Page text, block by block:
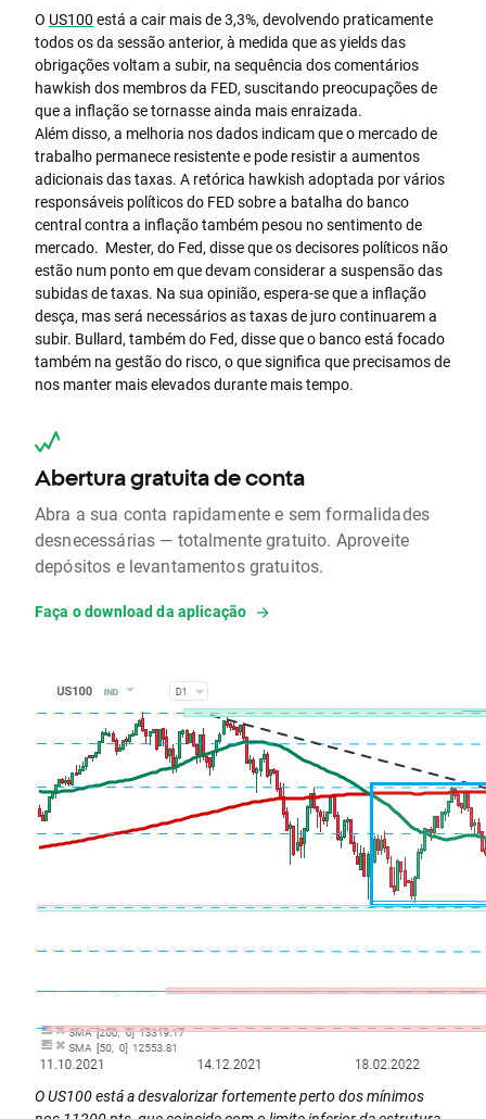
O US100 está a cair mais de 3,3%, devolvendo praticamente
todos os da sessão anterior, à medida que as yields das
obrigações voltam a subir, na sequência dos comentários
hawkish dos membros da FED, suscitando preocupações de
que a inflação se tornasse ainda mais enraizada.
Além disso, a melhoria nos dados indicam que o mercado de
trabalho permanece resistente e pode resistir a aumentos
adicionais das taxas. A retórica hawkish adoptada por vários
responsáveis políticos do FED sobre a batalha do banco
central contra a inflação também pesou no sentimento de
mercado. Mester, do Fed, disse que os decisores políticos não
estão num ponto em que devam considerar a suspensão das
subidas de taxas. Na sua opinião, espera-se que a inflação
desça, mas será necessários as taxas de juro continuarem a
subir. Bullard, também do Fed, disse que o banco está focado
também na gestão do risco, o que significa que precisamos de
nos manter mais elevados durante mais tempo.
Abertura gratuita de conta
Abra a sua conta rapidamente e sem formalidades
desnecessárias — totalmente gratuito. Aproveite
depósitos e levantamentos gratuitos.
Faça o download da aplicação
O US100 está a desvalorizar fortemente perto dos mínimos